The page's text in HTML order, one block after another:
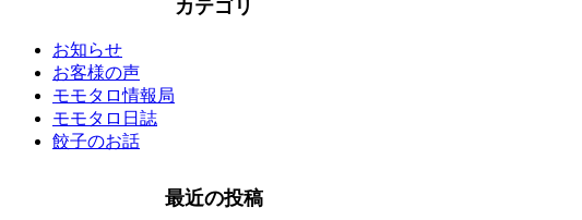
カテゴリ
お知らせ
お客様の声
モモタロ情報局
モモタロ日誌
餃子のお話
最近の投稿